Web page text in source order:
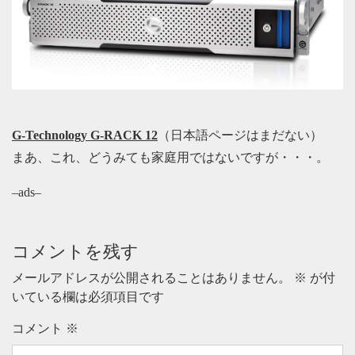
G-Technology G-RACK 12 （日本語ページはまだない）
まあ、これ、どうみても家庭用ではないですが・・・。
–ads–
コメントを残す
メールアドレスが公開されることはありません。 ※ が付
いている欄は必須項目です
コメント ※